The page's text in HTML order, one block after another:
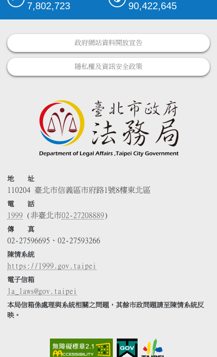
7,802,723 90,422,645
政府網站資料開放宣告
隱私權及資訊安全政策
地 址
110204 臺北市信義區市府路1號8樓東北區
電 話
1999 (非臺北市02-27208889)
傳 真
02-27596695、02-27593266
陳情系統
https://1999.gov.taipei
電子信箱
la_laws@gov.taipei
本局信箱係處理與系統相關之問題，其餘市政問題請至陳情系統反
映。